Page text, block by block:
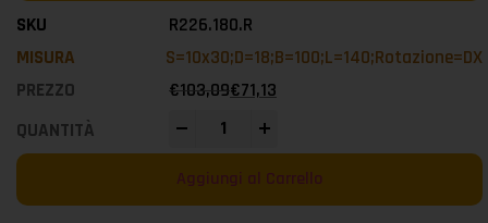
R226.180.R
S=10x30;D=18;B=100;L=140;Rotazione=DX
€103,09€71,13
Aggiungi al Carrello